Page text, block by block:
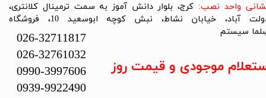
واحد نصب: کرج، بلوار دانش آموز به سمت ترمینال کلانتری،
دولت آباد، خیابان نشاط، نبش کوچه ابوسعید 10، فروشگاه
سیستم​​​​​​​
026-32711817
026-32761032
0990-3997606
0939-9922490
موجودی و قیمت روز